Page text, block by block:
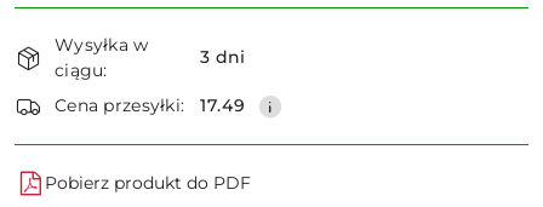
Dostępność
i
dostawa
Wysyłka w
ciągu:
3 dni
Cena przesyłki: 17.49
Pobierz produkt do PDF